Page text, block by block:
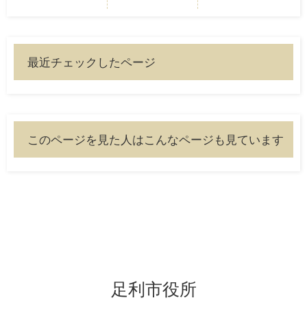
最近チェックしたページ
このページを見た人はこんなページも見ています
足利市役所